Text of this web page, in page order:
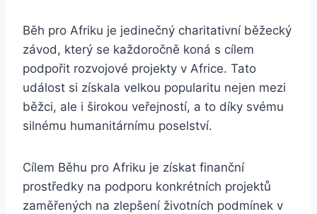
Běh pro Afriku je jedinečný charitativní běžecký
závod, který se každoročně koná s cílem
podpořit rozvojové projekty v Africe. Tato
událost si získala velkou popularitu nejen mezi
běžci, ale i širokou veřejností, a to díky svému
silnému humanitárnímu poselství.
Cílem Běhu pro Afriku je získat finanční
prostředky na podporu konkrétních projektů
zaměřených na zlepšení životních podmínek v